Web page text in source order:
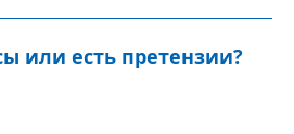
или есть претензии?